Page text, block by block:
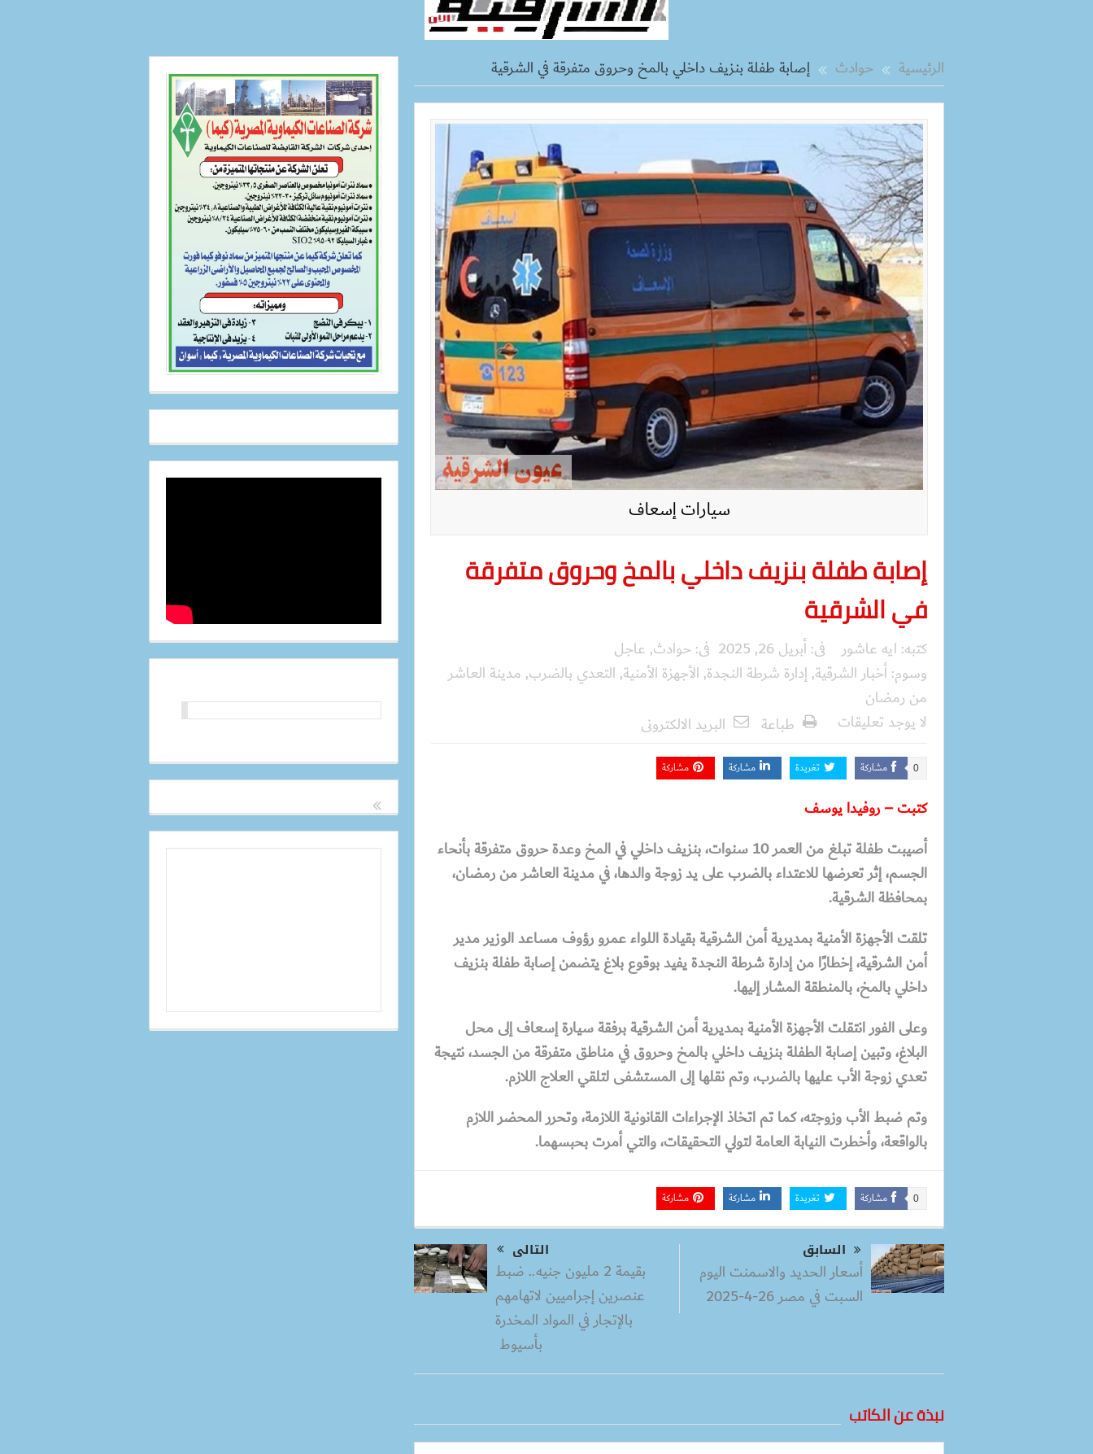
الرئيسية حوادث إصابة طفلة بنزيف داخلي بالمخ وحروق متفرقة في الشرقية
سيارات إسعاف
إصابة طفلة بنزيف داخلي بالمخ وحروق متفرقة
في الشرقية
كتبه: ايه عاشور فى:أبريل 26, 2025 فى: حوادث, عاجل
وسوم:أخبار الشرقية, إدارة شرطة النجدة, الأجهزة الأمنية, التعدي بالضرب, مدينة العاشر
من رمضان
لا يوجد تعليقات
طباعة البريد الالكترونى
مشاركة 0 تغريدة مشاركة مشاركة
كتبت – روفيدا يوسف
أصيبت طفلة تبلغ من العمر 10 سنوات، بنزيف داخلي في المخ وعدة حروق متفرقة بأنحاء
الجسم، إثر تعرضها للاعتداء بالضرب على يد زوجة والدها، في مدينة العاشر من رمضان،
بمحافظة الشرقية.
تلقت الأجهزة الأمنية بمديرية أمن الشرقية بقيادة اللواء عمرو رؤوف مساعد الوزير مدير
أمن الشرقية، إخطارًا من إدارة شرطة النجدة يفيد بوقوع بلاغ يتضمن إصابة طفلة بنزيف
داخلي بالمخ، بالمنطقة المشار إليها.
وعلى الفور انتقلت الأجهزة الأمنية بمديرية أمن الشرقية برفقة سيارة إسعاف إلى محل
البلاغ، وتبين إصابة الطفلة بنزيف داخلي بالمخ وحروق في مناطق متفرقة من الجسد، نتيجة
تعدي زوجة الأب عليها بالضرب، وتم نقلها إلى المستشفى لتلقي العلاج اللازم.
وتم ضبط الأب وزوجته، كما تم اتخاذ الإجراءات القانونية اللازمة، وتحرر المحضر اللازم
بالواقعة، وأخطرت النيابة العامة لتولي التحقيقات، والتي أمرت بحبسهما.
مشاركة 0 تغريدة مشاركة مشاركة
السابق
أسعار الحديد والاسمنت اليوم
السبت في مصر 26-4-2025
التالى
بقيمة 2 مليون جنيه.. ضبط
عنصرين إجراميين لاتهامهم
بالإتجار في المواد المخدرة
بأسيوط
نبذة عن الكاتب